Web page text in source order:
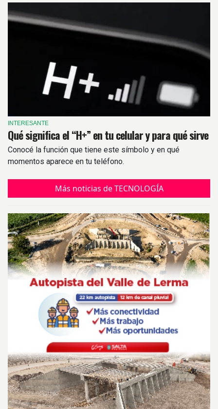
INTERESANTE
Qué significa el “H+” en tu celular y para qué sirve
Conocé la función que tiene este símbolo y en qué
momentos aparece en tu teléfono.
Más noticias de TECNOLOGÍA